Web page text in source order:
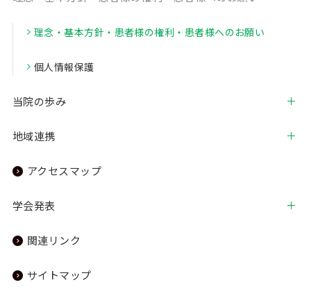
理念・基本方針・患者様の権利・患者様へのお願い
個人情報保護
当院の歩み
地域連携
アクセスマップ
学会発表
関連リンク
サイトマップ